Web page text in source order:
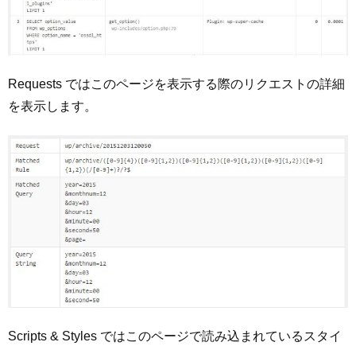
Requests ではこのページを表示する際のリクエストの詳細
を表示します。
Scripts & Styles ではこのページで読み込まれているスタイ